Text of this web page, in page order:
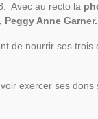
Avec au recto la
Anne Garner.
de nourrir ses trois
exercer ses